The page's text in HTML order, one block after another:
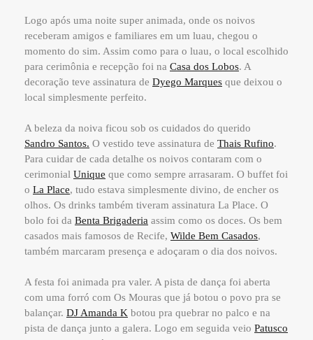
Logo após uma noite super animada, onde os noivos
receberam amigos e familiares em um luau, chegou o
momento do sim. Assim como para o luau, o local escolhido
para cerimônia e recepção foi na Casa dos Lobos. A
decoração teve assinatura de Dyego Marques que deixou o
local simplesmente perfeito.
A beleza da noiva ficou sob os cuidados do querido
Sandro Santos. O vestido teve assinatura de Thais Rufino.
Para cuidar de cada detalhe os noivos contaram com o
cerimonial Unique que como sempre arrasaram. O buffet foi
o La Place, tudo estava simplesmente divino, de encher os
olhos. Os drinks também tiveram assinatura La Place. O
bolo foi da Benta Brigaderia assim como os doces. Os bem
casados mais famosos de Recife, Wilde Bem Casados,
também marcaram presença e adoçaram o dia dos noivos.
A festa foi animada pra valer. A pista de dança foi aberta
com uma forró com Os Mouras que já botou o povo pra se
balançar. DJ Amanda K botou pra quebrar no palco e na
pista de dança junto a galera. Logo em seguida veio Patusco